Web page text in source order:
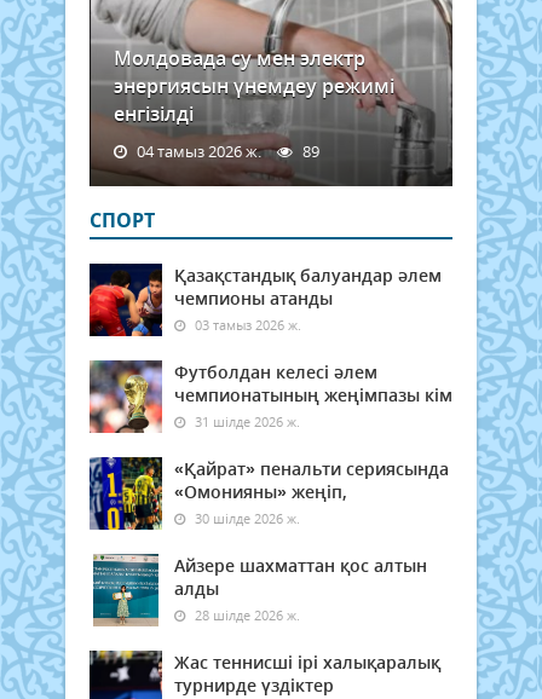
Молдовада су мен электр
энергиясын үнемдеу режимі
енгізілді
04 тамыз 2026 ж. 89
СПОРТ
Қазақстандық балуандар әлем
чемпионы атанды
03 тамыз 2026 ж.
Футболдан келесі әлем
чемпионатының жеңімпазы кім
31 шілде 2026 ж.
«Қайрат» пенальти сериясында
«Омонияны» жеңіп,
30 шілде 2026 ж.
Айзере шахматтан қос алтын
алды
28 шілде 2026 ж.
Жас теннисші ірі халықаралық
турнирде үздіктер